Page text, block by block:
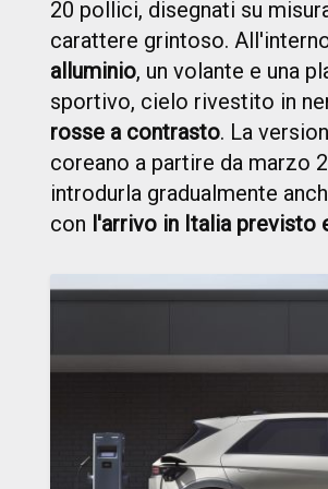
20 pollici, disegnati su
carattere grintoso.
alluminio, un volante e una
sportivo, cielo rivestito in
rosse a contrasto. La
coreano a partire da marzo
introdurla gradualmente
con l'arrivo in Italia previsto